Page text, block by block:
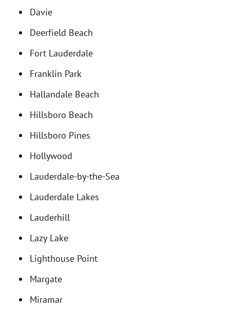
Davie
Deerfield Beach
Fort Lauderdale
Franklin Park
Hallandale Beach
Hillsboro Beach
Hillsboro Pines
Hollywood
Lauderdale-by-the-Sea
Lauderdale Lakes
Lauderhill
Lazy Lake
Lighthouse Point
Margate
Miramar